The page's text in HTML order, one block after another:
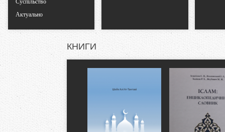
Суспільство
Актуально
КНИГИ